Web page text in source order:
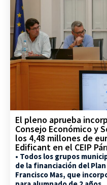
El pleno aprueba
Consejo Económico y
los 4,48 millones de
Edificant en el CEIP
• Todos los grupos
de la financiación del
Francisco Mas, que